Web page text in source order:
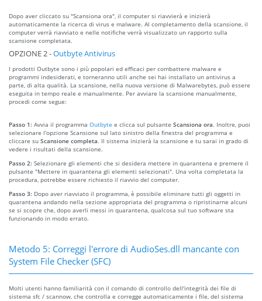
Dopo aver cliccato su "Scansiona ora", il computer si riavvierà e inizierà
automaticamente la ricerca di virus e malware. Al completamento della scansione, il
computer verrà riavviato e nelle notifiche verrà visualizzato un rapporto sulla
scansione completata.
OPZIONE 2 -Outbyte Antivirus
I prodotti Outbyte sono i più popolari ed efficaci per combattere malware e
programmi indesiderati, e torneranno utili anche sei hai installato un antivirus a
parte, di alta qualità. La scansione, nella nuova versione di Malwarebytes, può essere
eseguita in tempo reale e manualmente. Per avviare la scansione manualmente,
procedi come segue:
Passo 1: Avvia il programma Outbyte e clicca sul pulsante Scansiona ora. Inoltre, puoi
selezionare l'opzione Scansione sul lato sinistro della finestra del programma e
cliccare su Scansione completa. Il sistema inizierà la scansione e tu sarai in grado di
vedere i risultati della scansione.
Passo 2: Selezionare gli elementi che si desidera mettere in quarantena e premere il
pulsante "Mettere in quarantena gli elementi selezionati". Una volta completata la
procedura, potrebbe essere richiesto il riavvio del computer.
Passo 3: Dopo aver riavviato il programma, è possibile eliminare tutti gli oggetti in
quarantena andando nella sezione appropriata del programma o ripristinarne alcuni
se si scopre che, dopo averli messi in quarantena, qualcosa sul tuo software sta
funzionando in modo errato.
Metodo 5: Correggi l'errore di AudioSes.dll mancante con
System File Checker (SFC)
Molti utenti hanno familiarità con il comando di controllo dell'integrità dei file di
sistema sfc / scannow, che controlla e corregge automaticamente i file, del sistema